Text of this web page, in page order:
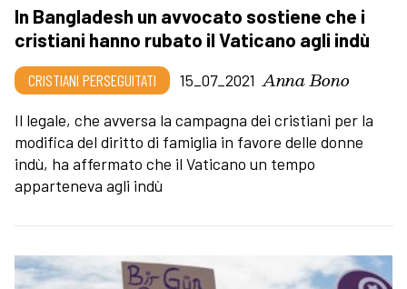
In Bangladesh un avvocato sostiene che i
cristiani hanno rubato il Vaticano agli indù
CRISTIANI PERSEGUITATI 15_07_2021 Anna Bono
Il legale, che avversa la campagna dei cristiani per la
modifica del diritto di famiglia in favore delle donne
indù, ha affermato che il Vaticano un tempo
apparteneva agli indù